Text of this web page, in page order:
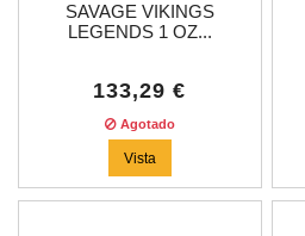
SAVAGE VIKINGS
LEGENDS 1 OZ...
133,29 €
Agotado
Vista